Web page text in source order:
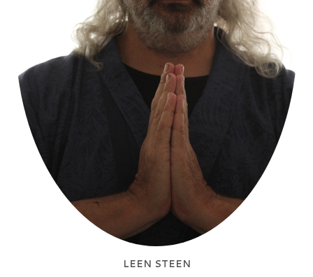
LEEN STEEN